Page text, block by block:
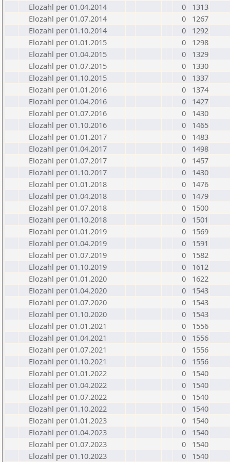
Elozahl per 01.04.2014
0
1313
Elozahl per 01.07.2014
0
1267
Elozahl per 01.10.2014
0
1292
Elozahl per 01.01.2015
0
1298
Elozahl per 01.04.2015
0
1329
Elozahl per 01.07.2015
0
1330
Elozahl per 01.10.2015
0
1337
Elozahl per 01.01.2016
0
1374
Elozahl per 01.04.2016
0
1427
Elozahl per 01.07.2016
0
1430
Elozahl per 01.10.2016
0
1465
Elozahl per 01.01.2017
0
1483
Elozahl per 01.04.2017
0
1498
Elozahl per 01.07.2017
0
1457
Elozahl per 01.10.2017
0
1430
Elozahl per 01.01.2018
0
1476
Elozahl per 01.04.2018
0
1479
Elozahl per 01.07.2018
0
1500
Elozahl per 01.10.2018
0
1501
Elozahl per 01.01.2019
0
1569
Elozahl per 01.04.2019
0
1591
Elozahl per 01.07.2019
0
1582
Elozahl per 01.10.2019
0
1612
Elozahl per 01.01.2020
0
1622
Elozahl per 01.04.2020
0
1543
Elozahl per 01.07.2020
0
1543
Elozahl per 01.10.2020
0
1543
Elozahl per 01.01.2021
0
1556
Elozahl per 01.04.2021
0
1556
Elozahl per 01.07.2021
0
1556
Elozahl per 01.10.2021
0
1556
Elozahl per 01.01.2022
0
1540
Elozahl per 01.04.2022
0
1540
Elozahl per 01.07.2022
0
1540
Elozahl per 01.10.2022
0
1540
Elozahl per 01.01.2023
0
1540
Elozahl per 01.04.2023
0
1540
Elozahl per 01.07.2023
0
1540
Elozahl per 01.10.2023
0
1540